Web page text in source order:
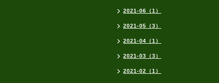
2021-06（1）
2021-05（3）
2021-04（1）
2021-03（3）
2021-02（1）